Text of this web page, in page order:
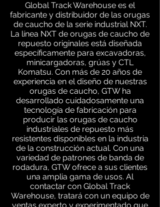
Global Track Warehouse es el
fabricante y distribuidor de las orugas
de caucho de la serie industrial NXT.
La línea NXT de orugas de caucho de
repuesto originales está diseñada
específicamente para excavadoras,
minicargadoras, grúas y CTL
Komatsu. Con más de 20 años de
experiencia en el diseño de nuestras
orugas de caucho, GTW ha
desarrollado cuidadosamente una
tecnología de fabricación para
producir las orugas de caucho
industriales de repuesto más
resistentes disponibles en la industria
de la construcción actual. Con una
variedad de patrones de banda de
rodadura, GTW ofrece a sus clientes
una amplia gama de usos. Al
contactar con Global Track
Warehouse, tratará con un equipo de